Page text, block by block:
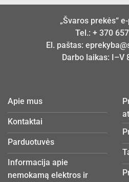
„Švaros prekės“
Tel.: + 370
El. paštas:
Darbo laikas: I–V
Apie mus
Kontaktai
Parduotuvės
Informacija apie
nemokamą elektros ir